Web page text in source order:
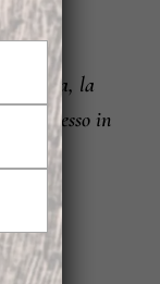
l’anima, la
te stesso in